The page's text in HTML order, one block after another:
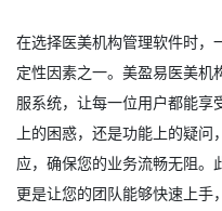
在选择医美机构管理软件时，
定性因素之一。美盈易医美机
服系统，让每一位用户都能享
上的困惑，还是功能上的疑
应，确保您的业务流畅无阻。
更是让您的团队能够快速上手